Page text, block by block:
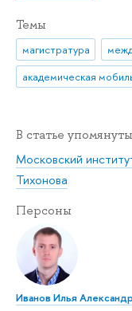
Темы
магистратура
В статье упомянуты
Московский
Тихонова
Персоны
Иванов Илья